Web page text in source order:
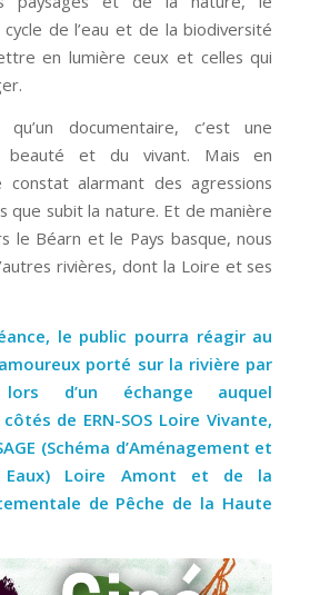
de l’eau et de la biodiversité
en lumière ceux et celles qui
documentaire, c’est une
beauté et du vivant. Mais en
alarmant des agressions
que subit la nature. Et de manière
le Béarn et le Pays basque, nous
rivières, dont la Loire et ses
le public pourra réagir au
porté sur la rivière par
d’un échange auquel
de ERN-SOS Loire Vivante,
(Schéma d’Aménagement et
Loire Amont et de la
de Pêche de la Haute